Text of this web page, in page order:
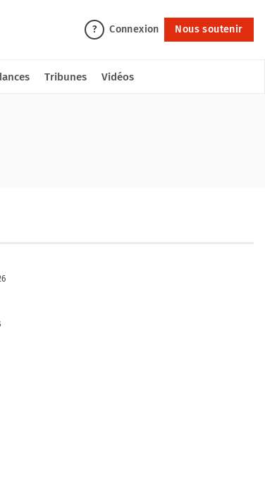
? Connexion Nous soutenir
Tribunes Vidéos